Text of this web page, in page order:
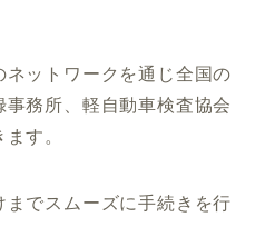
ットワークを通じ全国の
務所、軽自動車検査協会
す。
でスムーズに手続きを行